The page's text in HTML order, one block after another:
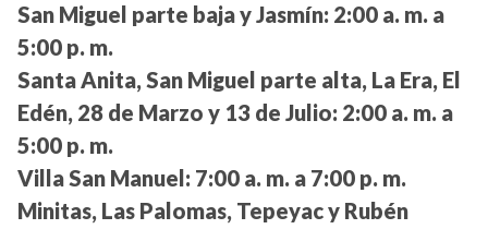
San Miguel parte baja y Jasmín: 2:00 a. m. a
5:00 p. m.
Santa Anita, San Miguel parte alta, La Era, El
Edén, 28 de Marzo y 13 de Julio: 2:00 a. m. a
5:00 p. m.
Villa San Manuel: 7:00 a. m. a 7:00 p. m.
Minitas, Las Palomas, Tepeyac y Rubén